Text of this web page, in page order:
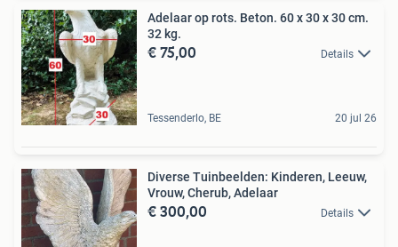
Adelaar op rots. Beton. 60 x 30 x 30 cm.
32 kg.
€ 75,00 Details
Tessenderlo, BE 20 jul 26
Diverse Tuinbeelden: Kinderen, Leeuw,
Vrouw, Cherub, Adelaar
€ 300,00 Details